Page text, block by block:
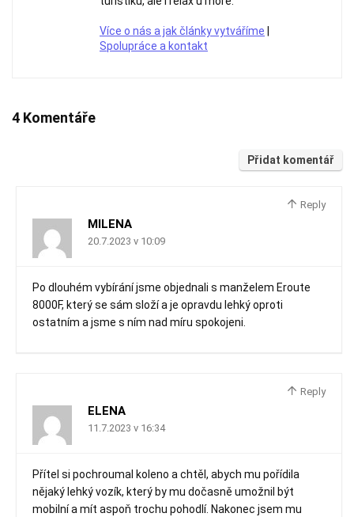
Více o nás a jak články vytváříme
Spolupráce a kontakt
4 Komentáře
Přidat komentář
Reply
MILENA
20.7.2023 v 10:09
Po dlouhém vybírání jsme objednali s manželem Eroute
8000F, který se sám složí a je opravdu lehký oproti
ostatním a jsme s ním nad míru spokojeni.
Reply
ELENA
11.7.2023 v 16:34
Přítel si pochroumal koleno a chtěl, abych mu pořídila
nějaký lehký vozík, který by mu dočasně umožnil být
mobilní a mít aspoň trochu pohodlí. Nakonec jsem mu